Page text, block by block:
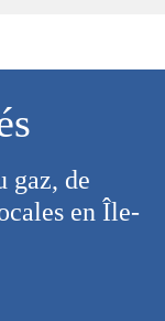
gaz, de
en Île-